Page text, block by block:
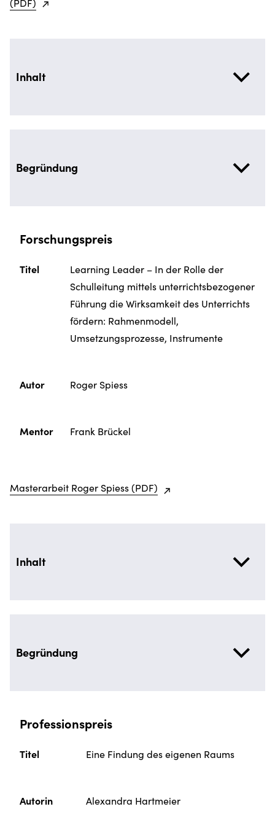
Inhalt
Begründung
Forschungspreis
Titel
Learning Leader – In der Rolle der
Schulleitung mittels unterrichtsbezogener
Führung die Wirksamkeit des Unterrichts
fördern: Rahmenmodell,
Umsetzungsprozesse, Instrumente
Autor Roger Spiess
Mentor Frank Brückel
Masterarbeit Roger Spiess (PDF)
Inhalt
Begründung
Professionspreis
Titel Eine Findung des eigenen Raums
Autorin Alexandra Hartmeier